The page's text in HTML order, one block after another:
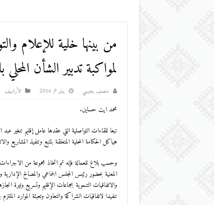
من بينها خلية للإعلام
لمواكبة تدبير الشأن المحلي
منصف بنعيسي يناير 9, 2016 اﻷرشيف
محمد ايت حساين.
تبعا للقاءات التواصلية التي عقدها عامل إقليم تنغير
هياكل الحكامة المحلية المتعلقة بتتبع وتنفيذ المشاريع
وحسب بلاغ للعمالة فإنه تم اتخاذ مجموعة من
المعنية بحضور رئيس المجلس الجماعي والمصالح
والاتفاقيات التنموية بجماعات الإقليم وتسريع وتيرة
تنفيدا لاتفاقيات الشراكة والتعاون وتعبئة الموارد الملتزم